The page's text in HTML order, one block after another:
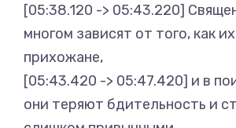
[05:38.120 -> 05:43.220]
многом зависят от того, как
прихожане,
[05:43.420 -> 05:47.420] и в
они теряют бдительность и